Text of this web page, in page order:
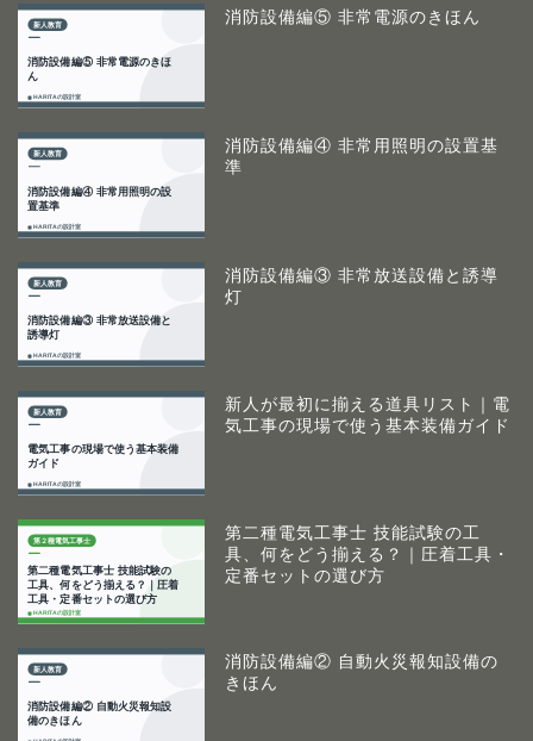
消防設備編⑤ 非常電源のきほん
消防設備編④ 非常用照明の設置基
準
消防設備編③ 非常放送設備と誘導
灯
新人が最初に揃える道具リスト｜電
気工事の現場で使う基本装備ガイド
第二種電気工事士 技能試験の工
具、何をどう揃える？｜圧着工具・
定番セットの選び方
消防設備編② 自動火災報知設備の
きほん